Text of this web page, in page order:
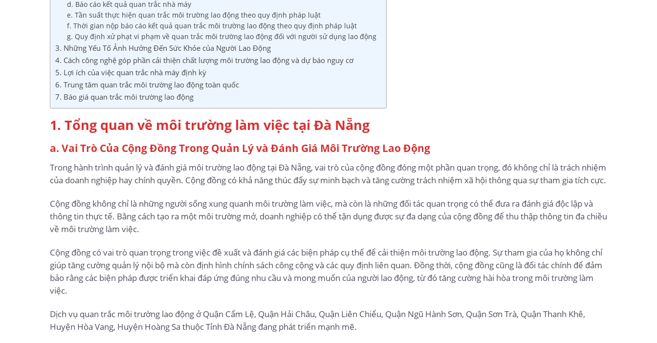
d. Báo cáo kết quả quan trắc nhà máy
e. Tần suất thực hiện quan trắc môi trường lao động theo quy định pháp luật
f. Thời gian nộp báo cáo kết quả quan trắc môi trường lao động theo quy định pháp luật
g. Quy định xử phạt vi phạm về quan trắc môi trường lao động đối với người sử dụng lao động
3. Những Yếu Tố Ảnh Hưởng Đến Sức Khỏe của Người Lao Động
4. Cách công nghệ góp phần cải thiện chất lượng môi trường lao động và dự báo nguy cơ
5. Lợi ích của việc quan trắc nhà máy định kỳ
6. Trung tâm quan trắc môi trường lao động toàn quốc
7. Báo giá quan trắc môi trường lao động
1. Tổng quan về môi trường làm việc tại Đà Nẵng
a. Vai Trò Của Cộng Đồng Trong Quản Lý và Đánh Giá Môi Trường Lao Động
Trong hành trình quản lý và đánh giá môi trường lao động tại Đà Nẵng, vai trò của cộng đồng đóng một phần quan trọng, đó không chỉ là trách nhiệm
của doanh nghiệp hay chính quyền. Cộng đồng có khả năng thúc đẩy sự minh bạch và tăng cường trách nhiệm xã hội thông qua sự tham gia tích cực.
Cộng đồng không chỉ là những người sống xung quanh môi trường làm việc, mà còn là những đối tác quan trọng có thể đưa ra đánh giá độc lập và
thông tin thực tế. Bằng cách tạo ra một môi trường mở, doanh nghiệp có thể tận dụng được sự đa dạng của cộng đồng để thu thập thông tin đa chiều
về môi trường làm việc.
Cộng đồng có vai trò quan trọng trong việc đề xuất và đánh giá các biện pháp cụ thể để cải thiện môi trường lao động. Sự tham gia của họ không chỉ
giúp tăng cường quản lý nội bộ mà còn định hình chính sách công cộng và các quy định liên quan. Đồng thời, cộng đồng cũng là đối tác chính để đảm
bảo rằng các biện pháp được triển khai đáp ứng đúng nhu cầu và mong muốn của người lao động, từ đó tăng cường hài hòa trong môi trường làm
việc.
Dịch vụ quan trắc môi trường lao động ở Quận Cẩm Lệ, Quận Hải Châu, Quận Liên Chiểu, Quận Ngũ Hành Sơn, Quận Sơn Trà, Quận Thanh Khê,
Huyện Hòa Vang, Huyện Hoàng Sa thuộc Tỉnh Đà Nẵng đang phát triển mạnh mẽ.